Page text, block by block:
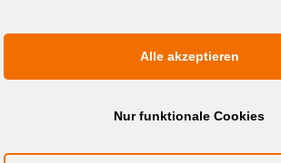
MEDIADATEN
Alle akzeptieren
Nur funktionale Cookies